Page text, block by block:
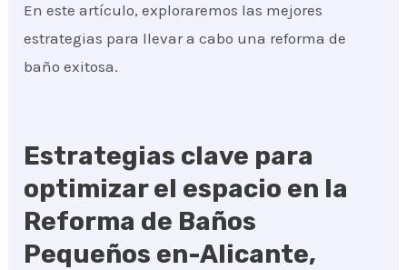
En este artículo, exploraremos las mejores
estrategias para llevar a cabo una reforma de
baño exitosa.
Estrategias clave para
optimizar el espacio en la
Reforma de Baños
Pequeños en-Alicante,